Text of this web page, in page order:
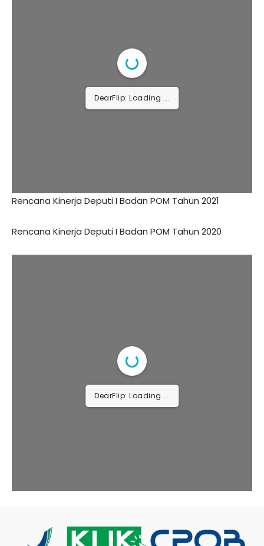
DearFlip: Loading ...
Rencana Kinerja Deputi I Badan POM Tahun 2021
Rencana Kinerja Deputi I Badan POM Tahun 2020
DearFlip: Loading ...